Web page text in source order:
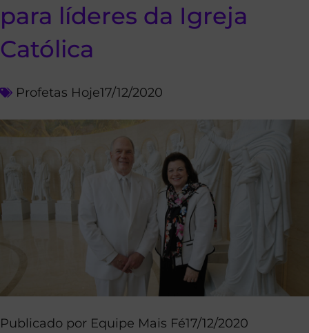
para líderes da Igreja
Católica
Profetas Hoje17/12/2020
Publicado por Equipe Mais Fé17/12/2020